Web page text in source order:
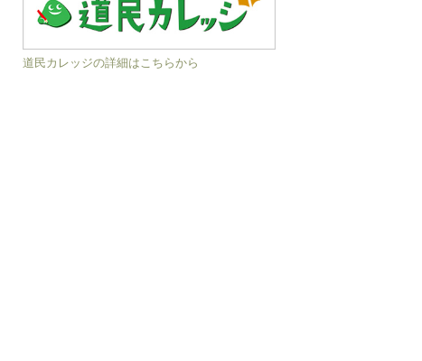
道民カレッジの詳細はこちらから